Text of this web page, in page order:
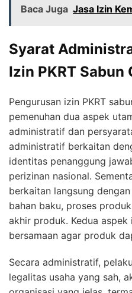
Baca Juga Jasa Izin
Syarat
Izin PKRT Sabun
Pengurusan izin PKRT
pemenuhan dua aspek
administratif dan
administratif berkaitan
identitas penanggung
perizinan nasional.
berkaitan langsung
bahan baku, proses
akhir produk. Kedua
bersamaan agar produk
Secara administratif,
legalitas usaha yang sah,